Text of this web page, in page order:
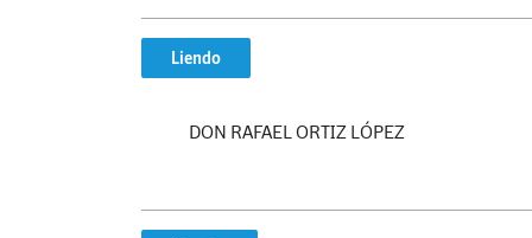
Liendo
DON RAFAEL ORTIZ LÓPEZ